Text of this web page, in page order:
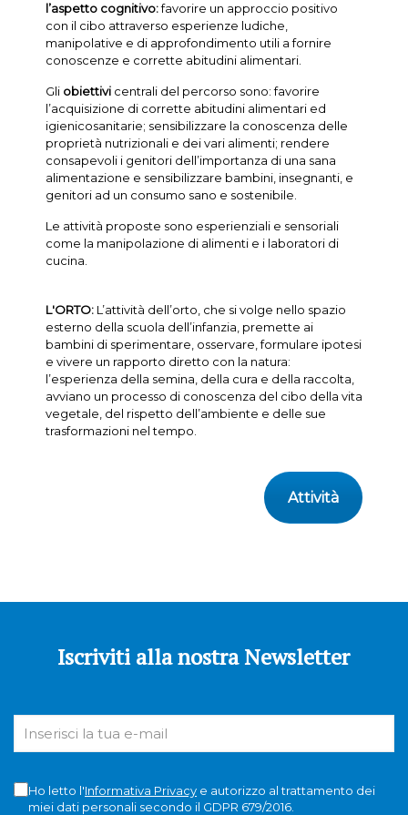
l’aspetto cognitivo:favorire un approccio positivo
con il cibo attraverso esperienze ludiche,
manipolative e di approfondimento utili a fornire
conoscenze e corrette abitudini alimentari.
Gli obiettivicentrali del percorso sono: favorire
l’acquisizione di corrette abitudini alimentari ed
igienicosanitarie; sensibilizzare la conoscenza delle
proprietà nutrizionali e dei vari alimenti; rendere
consapevoli i genitori dell’importanza di una sana
alimentazione e sensibilizzare bambini, insegnanti, e
genitori ad un consumo sano e sostenibile.
Le attività proposte sono esperienziali e sensoriali
come la manipolazione di alimenti e i laboratori di
cucina.
L'ORTO:L’attività dell’orto, che si volge nello spazio
esterno della scuola dell’infanzia, premette ai
bambini di sperimentare, osservare, formulare ipotesi
e vivere un rapporto diretto con la natura:
l’esperienza della semina, della cura e della raccolta,
avviano un processo di conoscenza del cibo della vita
vegetale, del rispetto dell’ambiente e delle sue
trasformazioni nel tempo.
Attività
Iscriviti alla nostra Newsletter
Ho letto l'Informativa Privacye autorizzo al trattamento dei
miei dati personali secondo il GDPR 679/2016.